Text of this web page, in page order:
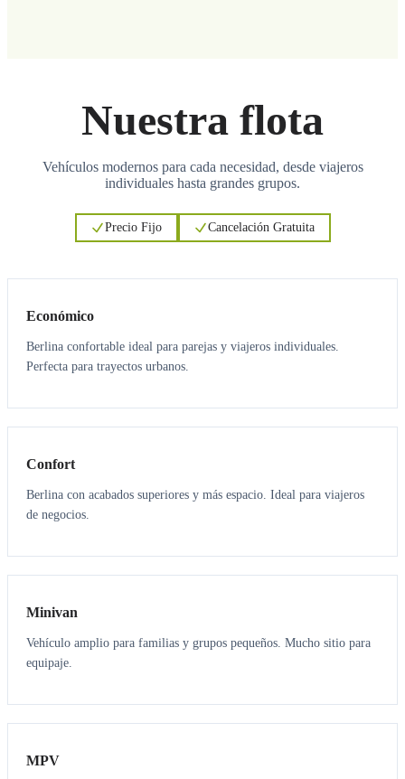
Nuestra flota
Vehículos modernos para cada necesidad, desde viajeros
individuales hasta grandes grupos.
Precio Fijo Cancelación Gratuita
Económico
Berlina confortable ideal para parejas y viajeros individuales.
Perfecta para trayectos urbanos.
3 3
Confort
Berlina con acabados superiores y más espacio. Ideal para viajeros
de negocios.
6 5
Minivan
Vehículo amplio para familias y grupos pequeños. Mucho sitio para
equipaje.
7 7
MPV